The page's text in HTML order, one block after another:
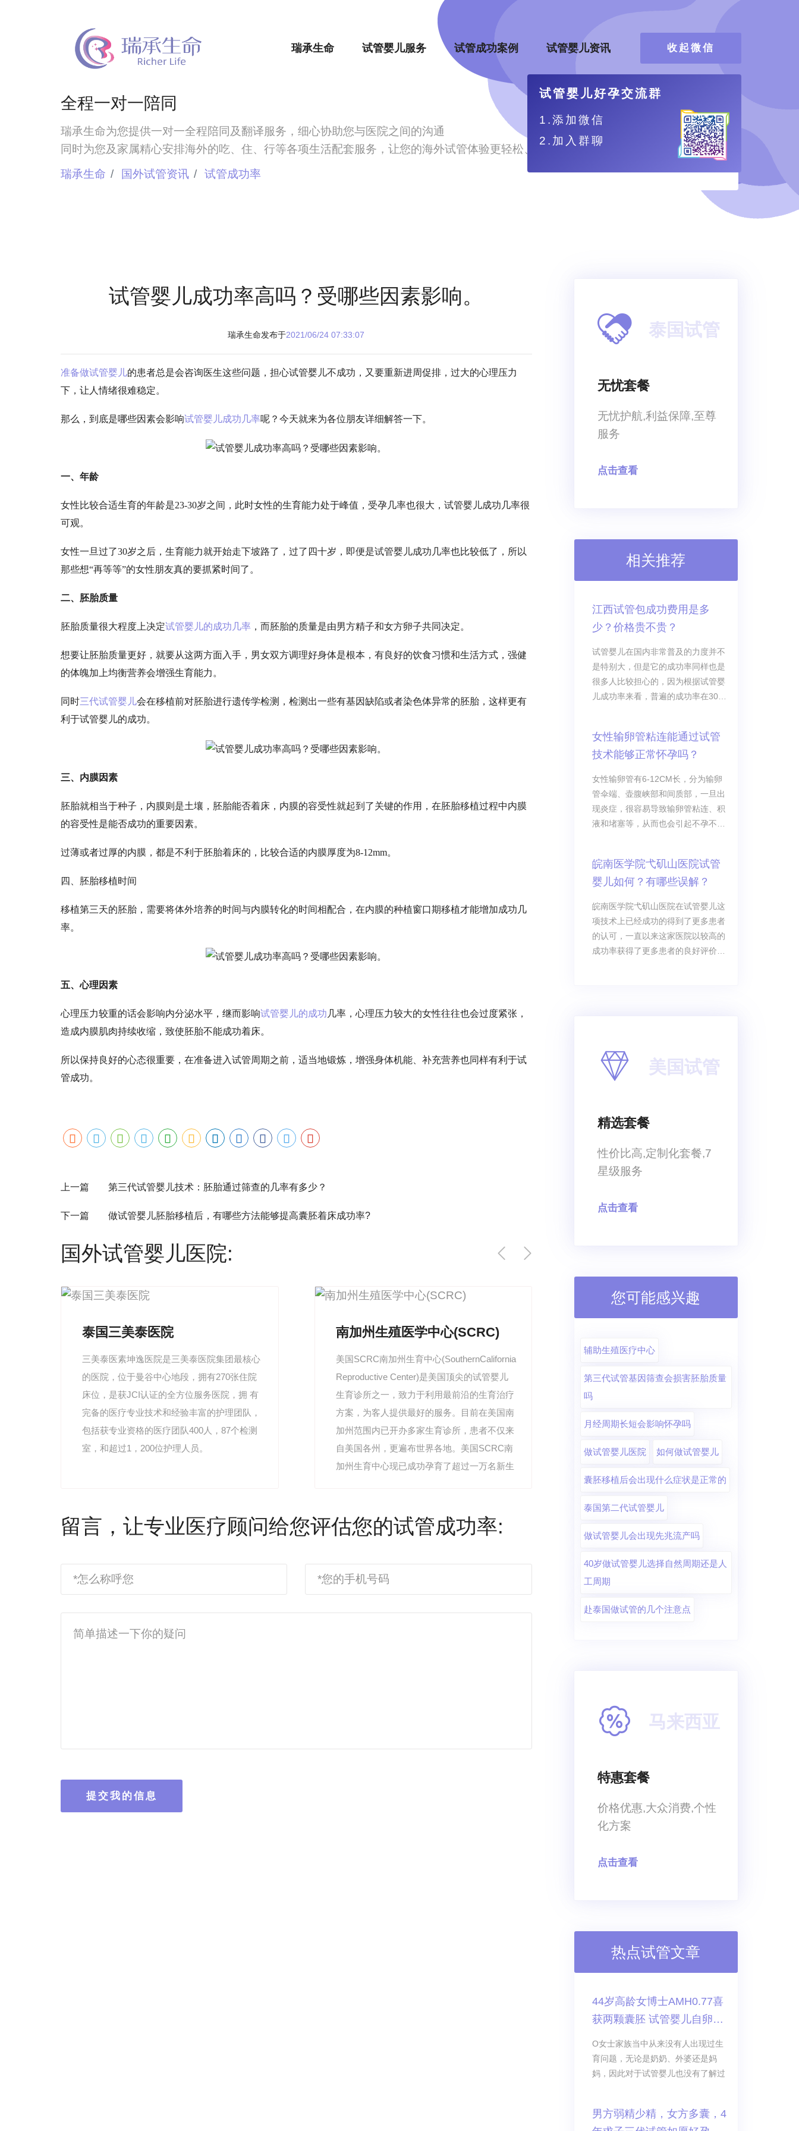
瑞承生命 试管婴儿服务 试管成功案例 试管婴儿资讯 收起微信
试管婴儿好孕交流群
1.添加微信
2.加入群聊
全程一对一陪同
瑞承生命为您提供一对一全程陪同及翻译服务，细心协助您与医院之间的沟通
同时为您及家属精心安排海外的吃、住、行等各项生活配套服务，让您的海外试管体验更轻松、更舒适。
瑞承生命
国外试管资讯 试管成功率
试管婴儿成功率高吗？受哪些因素影响。
瑞承生命发布于2021/06/24 07:33:07
准备做试管婴儿的患者总是会咨询医生这些问题，担心试管婴儿不成功，又要重新进周促排，过大的心理压力
下，让人情绪很难稳定。
那么，到底是哪些因素会影响试管婴儿成功几率呢？今天就来为各位朋友详细解答一下。
一、年龄
女性比较合适生育的年龄是23-30岁之间，此时女性的生育能力处于峰值，受孕几率也很大，试管婴儿成功几率很
可观。
女性一旦过了30岁之后，生育能力就开始走下坡路了，过了四十岁，即便是试管婴儿成功几率也比较低了，所以
那些想“再等等”的女性朋友真的要抓紧时间了。
二、胚胎质量
胚胎质量很大程度上决定试管婴儿的成功几率 ，而胚胎的质量是由男方精子和女方卵子共同决定。
想要让胚胎质量更好，就要从这两方面入手，男女双方调理好身体是根本，有良好的饮食习惯和生活方式，强健
的体魄加上均衡营养会增强生育能力。
同时三代试管婴儿会在移植前对胚胎进行遗传学检测，检测出一些有基因缺陷或者染色体异常的胚胎，这样更有
利于试管婴儿的成功。
三、内膜因素
胚胎就相当于种子，内膜则是土壤，胚胎能否着床，内膜的容受性就起到了关键的作用，在胚胎移植过程中内膜
的容受性是能否成功的重要因素。
过薄或者过厚的内膜，都是不利于胚胎着床的，比较合适的内膜厚度为8-12mm。
四、胚胎移植时间
移植第三天的胚胎，需要将体外培养的时间与内膜转化的时间相配合，在内膜的种植窗口期移植才能增加成功几
率。
五、心理因素
心理压力较重的话会影响内分泌水平，继而影响试管婴儿的成功 几率，心理压力较大的女性往往也会过度紧张，
造成内膜肌肉持续收缩，致使胚胎不能成功着床。
所以保持良好的心态很重要，在准备进入试管周期之前，适当地锻炼，增强身体机能、补充营养也同样有利于试
管成功。
上一篇 第三代试管婴儿技术：胚胎通过筛查的几率有多少？
下一篇 做试管婴儿胚胎移植后，有哪些方法能够提高囊胚着床成功率?
国外试管婴儿医院:
泰国三美泰医院
三美泰医素坤逸医院是三美泰医院集团最核心
的医院，位于曼谷中心地段，拥有270张住院
床位，是获JCI认证的全方位服务医院，拥 有
完备的医疗专业技术和经验丰富的护理团队，
包括获专业资格的医疗团队400人，87个检测
室，和超过1，200位护理人员。
南加州生殖医学中心(SCRC)
美国SCRC南加州生育中心(SouthernCalifornia
Reproductive Center)是美国顶尖的试管婴儿
生育诊所之一，致力于利用最前沿的生育治疗
方案，为客人提供最好的服务。目前在美国南
加州范围内已开办多家生育诊所，患者不仅来
自美国各州，更遍布世界各地。美国SCRC南
加州生育中心现已成功孕育了超过一万名新生
自1989年成立以来，共完成了4000余例试管婴
儿。SDFC圣地亚哥生殖中心是美国西部一家
的医疗机构，拥有目前世界先进的人工辅助生
殖技术，较好的医疗设备，高水准的临床实验
留言，让专业医疗顾问给您评估您的试管成功率:
提交我的信息
泰国试管
无忧套餐
无忧护航,利益保障,至尊
服务
点击查看
相关推荐
江西试管包成功费用是多
少？价格贵不贵？
试管婴儿在国内非常普及的力度并不
是特别大，但是它的成功率同样也是
很多人比较担心的，因为根据试管婴
儿成功率来看，普遍的成功率在30%
何，大家在选择试管婴儿这项技术的
时候，可能被很多中介所谓的高层都
管医院进行治疗的时候会告诉医生，
只要能够成功给一个大概的价格就可
以。江西试管包成功费用是多少？价
格贵不贵？试管
女性输卵管粘连能通过试管
技术能够正常怀孕吗？
女性输卵管有6-12CM长，分为输卵
管伞端、壶腹峡部和间质部，一旦出
现炎症，很容易导致输卵管粘连、积
液和堵塞等，从而也会引起不孕不
作用，所以出现异常问题后会影响女
性生育能力，甚至直接导致不孕症发
皖南医学院弋矶山医院试管
婴儿如何？有哪些误解？
皖南医学院弋矶山医院在试管婴儿这
项技术上已经成功的得到了更多患者
的认可，一直以来这家医院以较高的
成功率获得了更多患者的良好评价，
儿究竟有哪些误解。皖南医学院弋矶
山医院试管婴儿如何？有哪些误解？
美国试管
精选套餐
性价比高,定制化套餐,7
星级服务
点击查看
您可能感兴趣
辅助生殖医疗中心
第三代试管基因筛查会损害胚胎质量
吗
月经周期长短会影响怀孕吗
做试管婴儿医院 如何做试管婴儿
囊胚移植后会出现什么症状是正常的
泰国第二代试管婴儿
做试管婴儿会出现先兆流产吗
40岁做试管婴儿选择自然周期还是人
工周期
赴泰国做试管的几个注意点
马来西亚
特惠套餐
价格优惠,大众消费,个性
化方案
点击查看
热点试管文章
44岁高龄女博士AMH0.77喜
获两颗囊胚 试管婴儿自卵自
怀成功
O女士家族当中从来没有人出现过生
育问题，无论是奶奶、外婆还是妈
妈，因此对于试管婴儿也没有了解过
男方弱精少精，女方多囊，4